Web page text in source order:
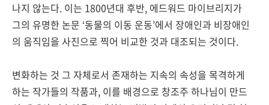
나지 않는다. 이는 1800년대 후반, 에드워드 마이브리지가
그의 유명한 논문 ‘동물의 이동 운동’에서 장애인과 비장애인
의 움직임을 사진으로 찍어 비교한 것과 대조되는 것이다.
변화하는 것 그 자체로서 존재하는 지속의 속성을 목격하게
하는 작가들의 작품과, 이를 배경으로 창조주 하나님이 만드